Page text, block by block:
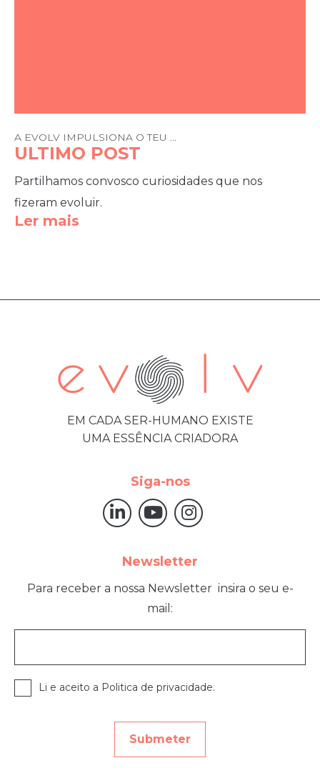
A EVOLV IMPULSIONA O TEU ...
ULTIMO POST
Partilhamos convosco curiosidades que nos
fizeram evoluir.
Ler mais
EM CADA SER-HUMANO EXISTE
UMA ESSÊNCIA CRIADORA
Siga-nos
Newsletter
Para receber a nossa Newsletter insira o seu e-
mail:
Li e aceito a Politica de privacidade.